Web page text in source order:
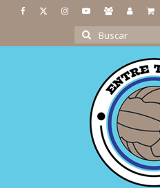
Buscar
por: